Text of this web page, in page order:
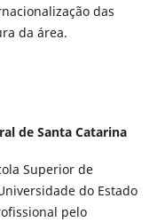
das
da área.
de Santa Catarina
Superior de
do Estado
pelo